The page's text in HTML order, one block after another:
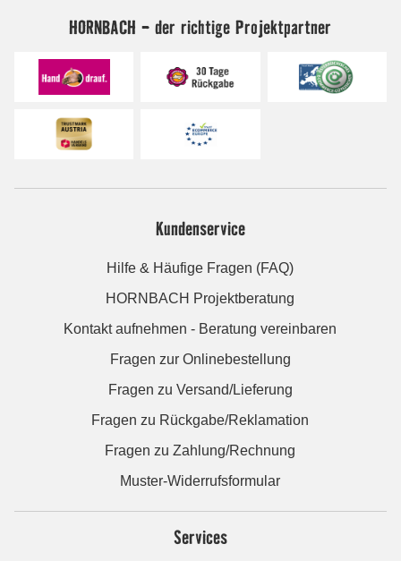
HORNBACH - der richtige Projektpartner
Kundenservice
Hilfe & Häufige Fragen (FAQ)
HORNBACH Projektberatung
Kontakt aufnehmen - Beratung vereinbaren
Fragen zur Onlinebestellung
Fragen zu Versand/Lieferung
Fragen zu Rückgabe/Reklamation
Fragen zu Zahlung/Rechnung
Muster-Widerrufsformular
Services